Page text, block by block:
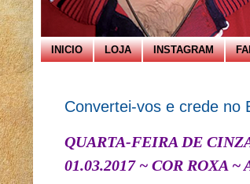
INICIO LOJA INSTAGRAM
Convertei-vos e crede no
QUARTA-FEIRA DE
01.03.2017 ~ COR ROXA ~